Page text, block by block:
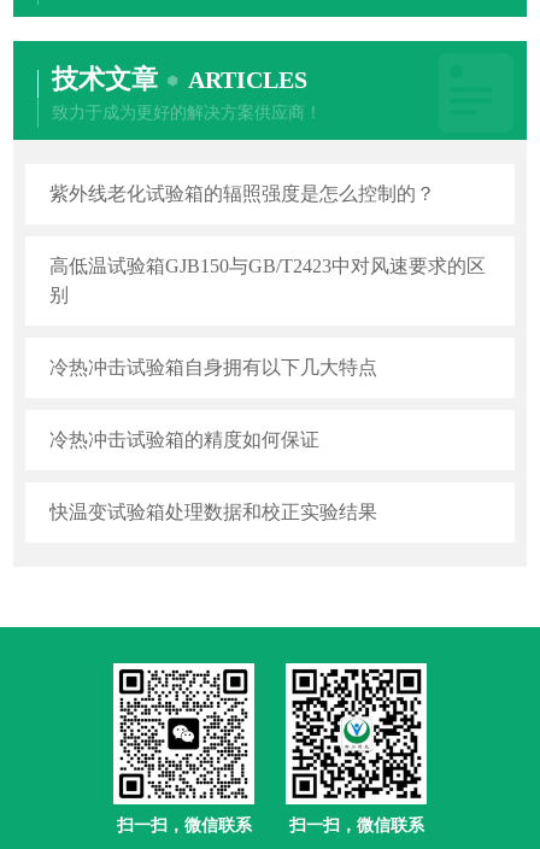
技术文章 ARTICLES
致力于成为更好的解决方案供应商！
紫外线老化试验箱的辐照强度是怎么控制的？
高低温试验箱GJB150与GB/T2423中对风速要求的区
别
冷热冲击试验箱自身拥有以下几大特点
冷热冲击试验箱的精度如何保证
快温变试验箱处理数据和校正实验结果
扫一扫，微信联系 扫一扫，微信联系